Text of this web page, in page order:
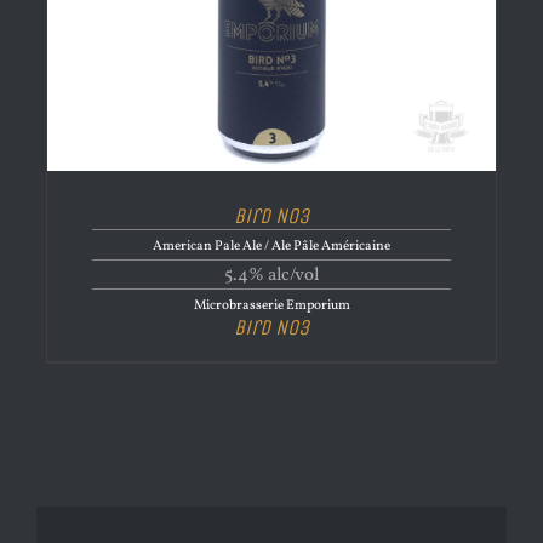
Bird No3
American Pale Ale / Ale Pâle Américaine
5.4% alc/vol
Microbrasserie Emporium
Bird No3